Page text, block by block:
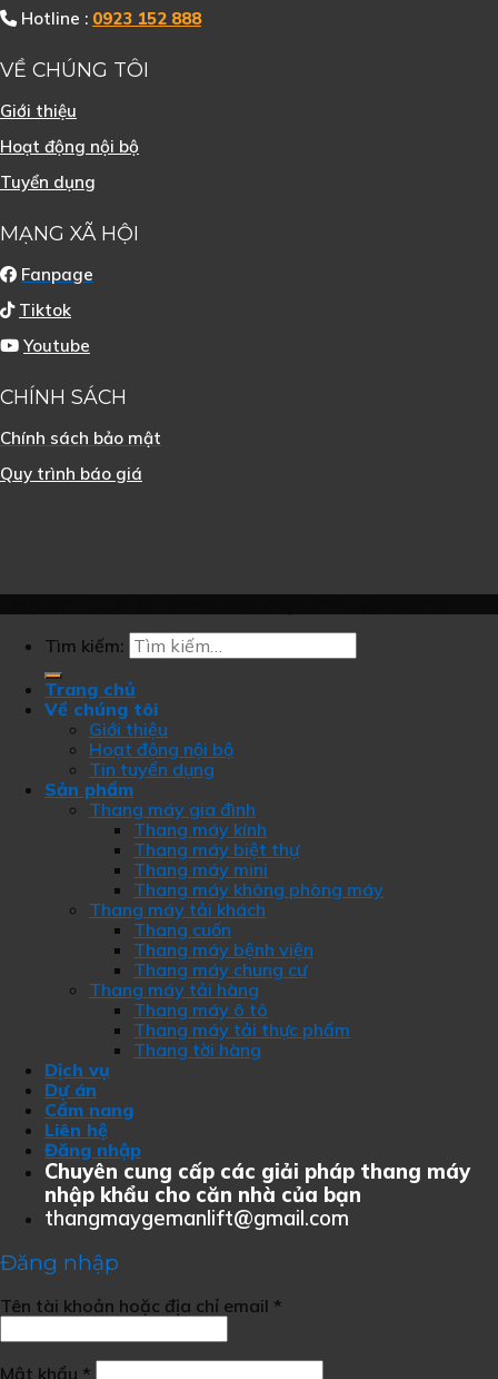
Hotline : 0923 152 888
VỀ CHÚNG TÔI
Giới thiệu
Hoạt động nội bộ
Tuyển dụng
MẠNG XÃ HỘI
Fanpage
Tiktok
Youtube
CHÍNH SÁCH
Chính sách bảo mật
Quy trình báo giá
Tìm kiếm:
Trang chủ
Về chúng tôi
Giới thiệu
Hoạt động nội bộ
Tin tuyển dụng
Sản phẩm
Thang máy gia đình
Thang máy kính
Thang máy biệt thự
Thang máy mini
Thang máy không phòng máy
Thang máy tải khách
Thang cuốn
Thang máy bệnh viện
Thang máy chung cư
Thang máy tải hàng
Thang máy ô tô
Thang máy tải thực phẩm
Thang tời hàng
Dịch vụ
Dự án
Cẩm nang
Liên hệ
Đăng nhập
Chuyên cung cấp các giải pháp thang máy
nhập khẩu cho căn nhà của bạn
thangmaygemanlift@gmail.com
Đăng nhập
Tên tài khoản hoặc địa chỉ email *
Mật khẩu *